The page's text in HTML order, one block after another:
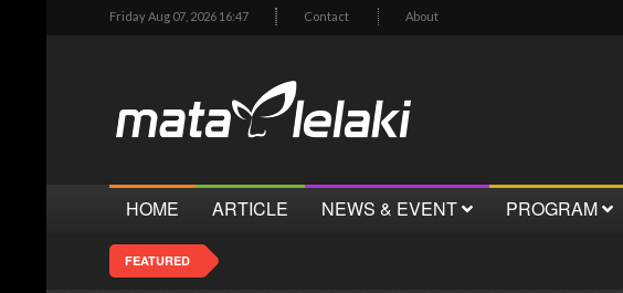
Friday Aug 07, 2026 16:47 Contact About
HOME ARTICLE NEWS & EVENT PROGRAM
FEATURED